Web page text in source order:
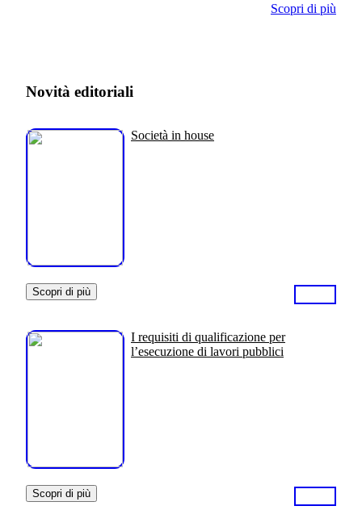
Scopri di più
Novità editoriali
Società in house
Scopri di più
I requisiti di qualificazione per
l’esecuzione di lavori pubblici
Scopri di più